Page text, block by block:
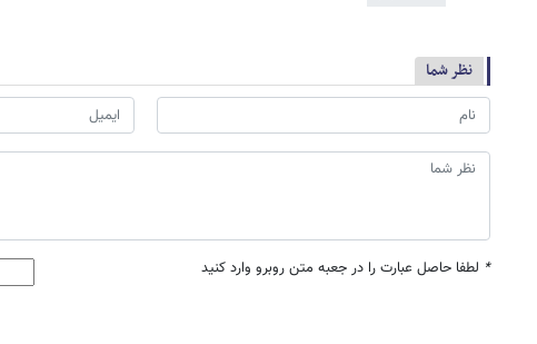
نظر شما
* لطفا حاصل عبارت را در جعبه متن روبرو وارد کنید